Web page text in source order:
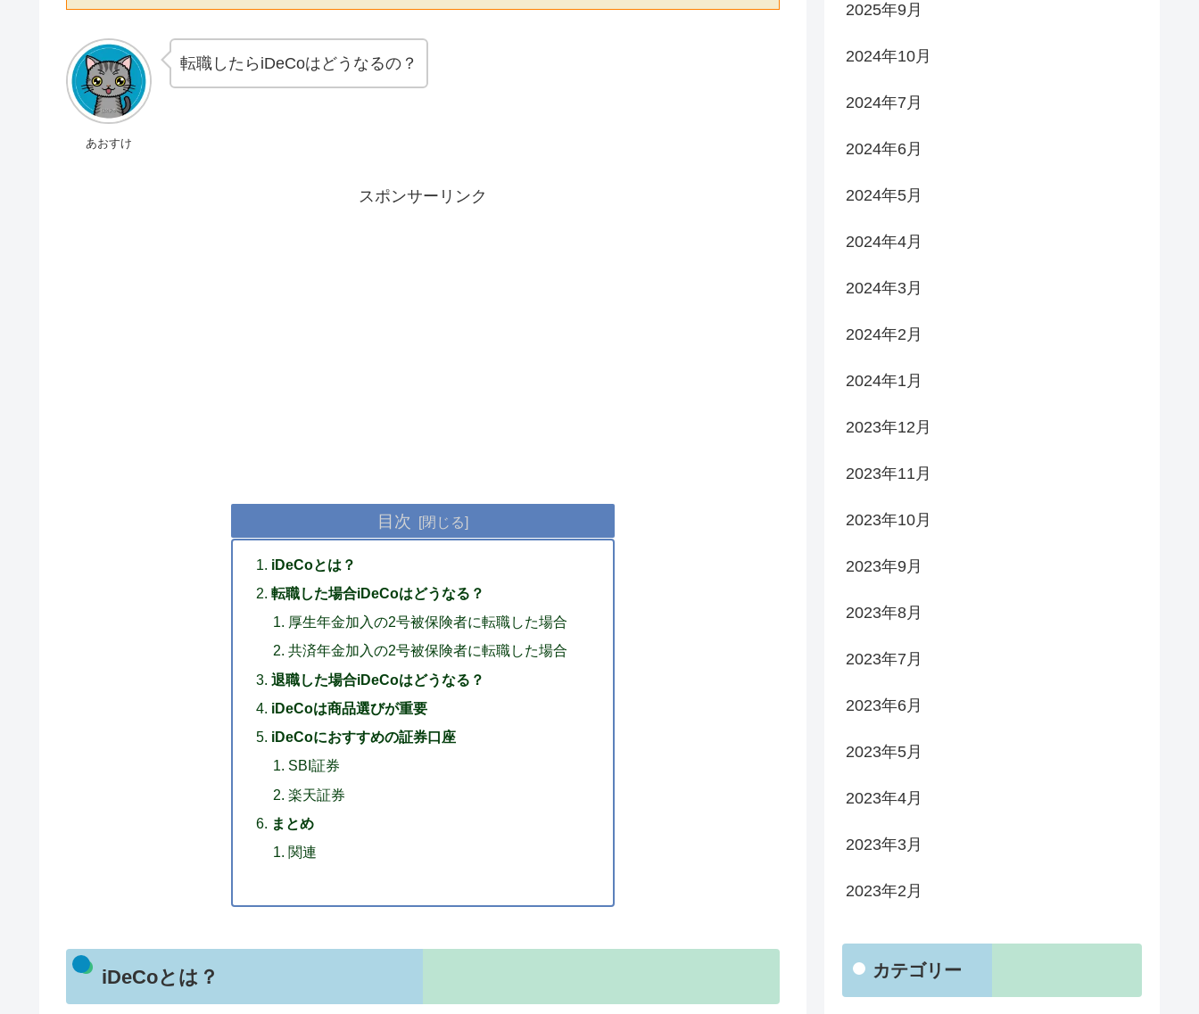
あおすけ
転職したらiDeCoはどうなるの？
スポンサーリンク
目次
iDeCoとは？
転職した場合iDeCoはどうなる？
厚生年金加入の2号被保険者に転職した場合
共済年金加入の2号被保険者に転職した場合
退職した場合iDeCoはどうなる？
iDeCoは商品選びが重要
iDeCoにおすすめの証券口座
SBI証券
楽天証券
まとめ
関連
iDeCoとは？
2025年9月
2024年10月
2024年7月
2024年6月
2024年5月
2024年4月
2024年3月
2024年2月
2024年1月
2023年12月
2023年11月
2023年10月
2023年9月
2023年8月
2023年7月
2023年6月
2023年5月
2023年4月
2023年3月
2023年2月
カテゴリー